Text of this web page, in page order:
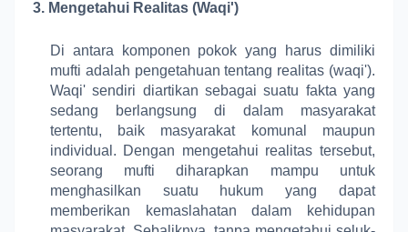
3. Mengetahui Realitas (Waqi')
Di antara komponen pokok yang harus dimiliki
mufti adalah pengetahuan tentang realitas (waqi').
Waqi' sendiri diartikan sebagai suatu fakta yang
sedang berlangsung di dalam masyarakat
tertentu, baik masyarakat komunal maupun
individual. Dengan mengetahui realitas tersebut,
seorang mufti diharapkan mampu untuk
menghasilkan suatu hukum yang dapat
memberikan kemaslahatan dalam kehidupan